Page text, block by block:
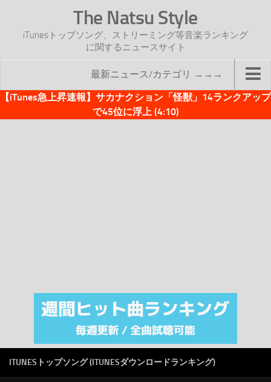
The Natsu Style
iTunesトップソング、ストリーミング等音楽ランキング
に関するニュースサイト
最新ニュース/カテゴリ →→→
TOP
注目カテゴリ
オリジナルiTunes週間トップソング
【iTunes急上昇速報】サカナクション「怪獣」14ランクアップ
で45位に浮上 (4:10)
ITUNESトップソング (ITUNESダウンロードランキング)